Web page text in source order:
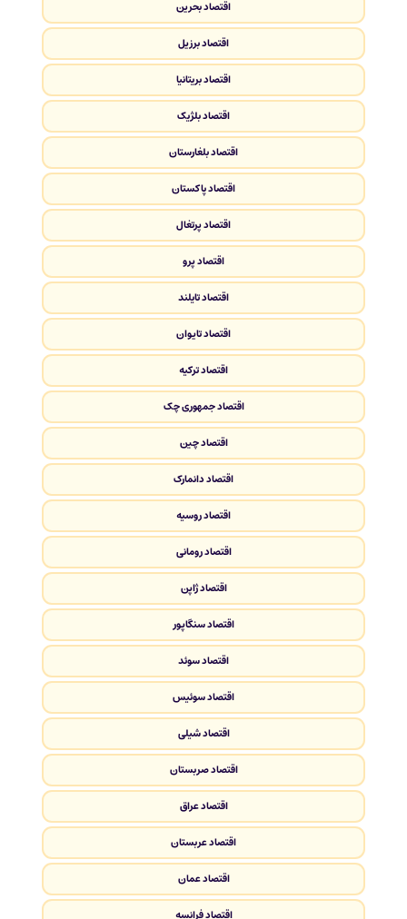
اقتصاد بحرین
اقتصاد برزیل
اقتصاد بریتانیا
اقتصاد بلژیک
اقتصاد بلغارستان
اقتصاد پاکستان
اقتصاد پرتغال
اقتصاد پرو
اقتصاد تایلند
اقتصاد تایوان
اقتصاد ترکیه
اقتصاد جمهوری چک
اقتصاد چین
اقتصاد دانمارک
اقتصاد روسیه
اقتصاد رومانی
اقتصاد ژاپن
اقتصاد سنگاپور
اقتصاد سوئد
اقتصاد سوئیس
اقتصاد شیلی
اقتصاد صربستان
اقتصاد عراق
اقتصاد عربستان
اقتصاد عمان
اقتصاد فرانسه